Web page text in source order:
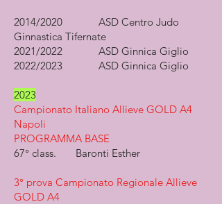
2014/2020 ASD Centro Judo
Ginnastica Tifernate
2021/2022 ASD Ginnica Giglio
2022/2023 ASD Ginnica Giglio
2023
Campionato Italiano Allieve GOLD A4​
Napoli
PROGRAMMA BASE
67° class.
Baronti Esther
3° prova Campionato Regionale Allieve
GOLD A4​